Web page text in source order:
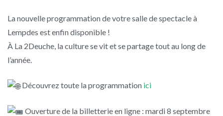
La nouvelle programmation de votre salle de spectacle à
Lempdes est enfin disponible !
À La 2Deuche, la culture se vit et se partage tout au long de
l’année.
Découvrez toute la programmation ici
Ouverture de la billetterie en ligne : mardi 8 septembre